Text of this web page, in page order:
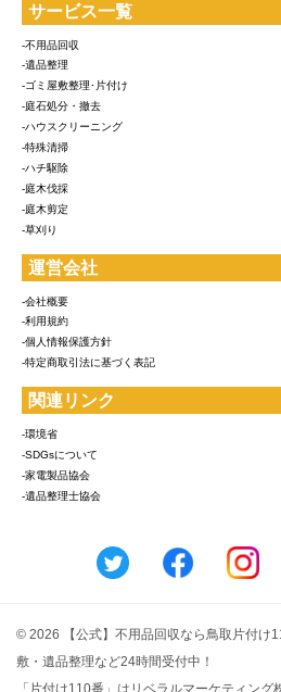
サービス一覧
-不用品回収
-遺品整理
-ゴミ屋敷整理･片付け
-庭石処分・撤去
-ハウスクリーニング
-特殊清掃
-ハチ駆除
-庭木伐採
-庭木剪定
-草刈り
運営会社
-会社概要
-利用規約
-個人情報保護方針
-特定商取引法に基づく表記
関連リンク
-環境省
-SDGsについて
-家電製品協会
-遺品整理士協会
© 2026 【公式】不用品回収なら鳥取片付け
敷・遺品整理など24時間受付中！
「片付け110番」はリベラルマーケティン